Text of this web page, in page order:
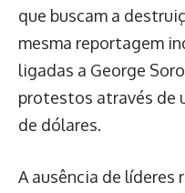
que buscam a
mesma reportagem
ligadas a George
protestos através de
de dólares.
A ausência de